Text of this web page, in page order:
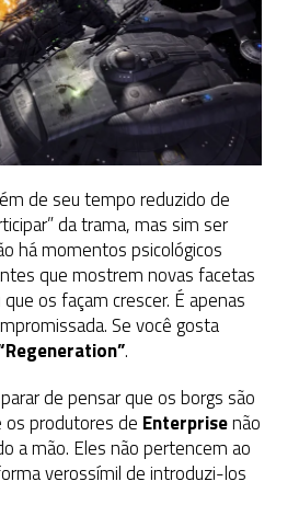
de seu tempo reduzido de
da trama, mas sim ser
há momentos psicológicos
que mostrem novas facetas
os façam crescer. É apenas
Se você gosta
.
de pensar que os borgs são
produtores de Enterprisenão
a mão. Eles não pertencem ao
verossímil de introduzi-los